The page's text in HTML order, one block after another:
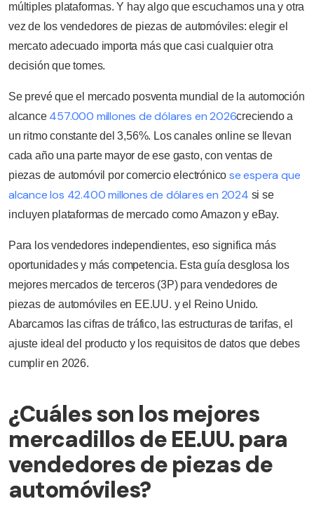
múltiples plataformas. Y hay algo que escuchamos una y otra
vez de los vendedores de piezas de automóviles: elegir el
mercato adecuado importa más que casi cualquier otra
decisión que tomes.
Se prevé que el mercado posventa mundial de la automoción
alcance 457.000 millones de dólares en 2026creciendo a
un ritmo constante del 3,56%. Los canales online se llevan
cada año una parte mayor de ese gasto, con ventas de
piezas de automóvil por comercio electrónico se espera que
alcance los 42.400 millones de dólares en 2024 si se
incluyen plataformas de mercado como Amazon y eBay.
Para los vendedores independientes, eso significa más
oportunidades y más competencia. Esta guía desglosa los
mejores mercados de terceros (3P) para vendedores de
piezas de automóviles en EE.UU. y el Reino Unido.
Abarcamos las cifras de tráfico, las estructuras de tarifas, el
ajuste ideal del producto y los requisitos de datos que debes
cumplir en 2026.
¿Cuáles son los mejores
mercadillos de EE.UU. para
vendedores de piezas de
automóviles?